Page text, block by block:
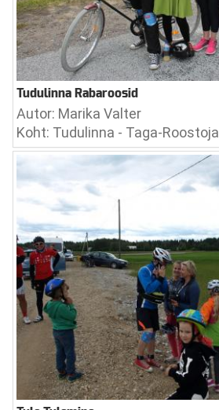
Tudulinna Rabaroosid
Autor: Marika Valter
Koht: Tudulinna - Taga-Roostoja